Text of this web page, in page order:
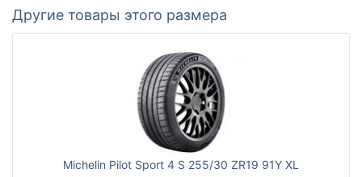
Другие товары этого размера
Michelin Pilot Sport 4 S 255/30 ZR19 91Y XL